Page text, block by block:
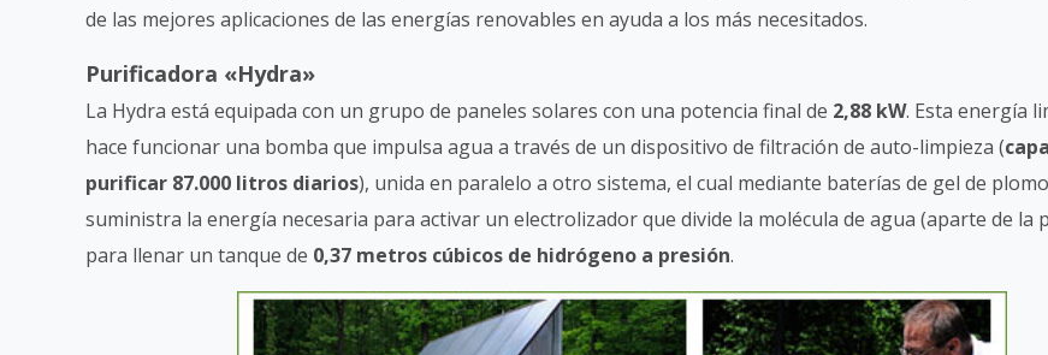
de las mejores aplicaciones de las energías renovables en ayuda a los más necesitados.
Purificadora «Hydra»
La Hydra está equipada con un grupo de paneles solares con una potencia final de 2,88 kW. Esta energía
hace funcionar una bomba que impulsa agua a través de un dispositivo de filtración de auto-limpieza (
purificar 87.000 litros diarios), unida en paralelo a otro sistema, el cual mediante baterías de gel de
suministra la energía necesaria para activar un electrolizador que divide la molécula de agua (aparte de la
para llenar un tanque de 0,37 metros cúbicos de hidrógeno a presión.